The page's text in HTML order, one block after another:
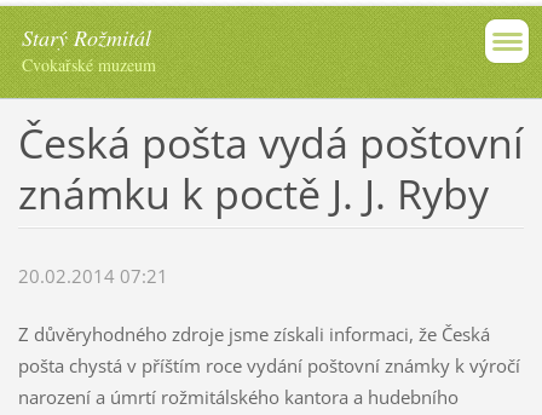
Starý Rožmitál
Cvokařské muzeum
Česká pošta vydá poštovní
známku k poctě J. J. Ryby
20.02.2014 07:21
Z důvěryhodného zdroje jsme získali informaci, že Česká
pošta chystá v příštím roce vydání poštovní známky k výročí
narození a úmrtí rožmitálského kantora a hudebního